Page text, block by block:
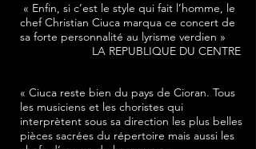
« Enfin, si c’est le style qui fait l’homme, le
chef Christian Ciuca marqua ce concert de
sa forte personnalité au lyrisme verdien »
LA REPUBLIQUE DU CENTRE
« Ciuca reste bien du pays de Cioran. Tous
les musiciens et les choristes qui
interprètent sous sa direction les plus belles
pièces sacrées du répertoire mais aussi les